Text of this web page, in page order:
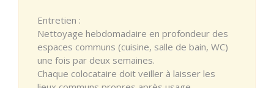
Entretien :
Nettoyage hebdomadaire en profondeur des
espaces communs (cuisine, salle de bain, WC)
une fois par deux semaines.
Chaque colocataire doit veiller à laisser les